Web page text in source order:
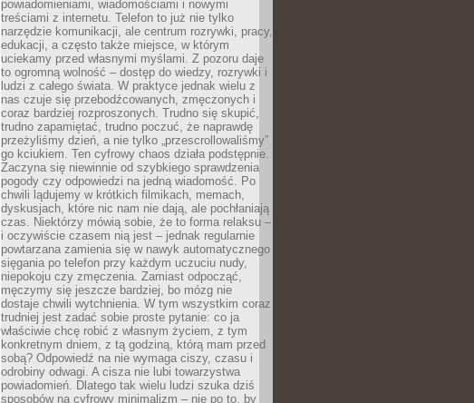
powiadomieniami, wiadomościami i nowymi
treściami z internetu. Telefon to już nie tylko
narzędzie komunikacji, ale centrum rozrywki, pracy,
edukacji, a często także miejsce, w którym
uciekamy przed własnymi myślami. Z pozoru daje
to ogromną wolność – dostęp do wiedzy, rozrywki i
ludzi z całego świata. W praktyce jednak wielu z
nas czuje się przebodźcowanych, zmęczonych i
coraz bardziej rozproszonych. Trudno się skupić,
trudno zapamiętać, trudno poczuć, że naprawdę
przeżyliśmy dzień, a nie tylko „przescrollowaliśmy”
go kciukiem. Ten cyfrowy chaos działa podstępnie.
Zaczyna się niewinnie od szybkiego sprawdzenia
pogody czy odpowiedzi na jedną wiadomość. Po
chwili lądujemy w krótkich filmikach, memach,
dyskusjach, które nic nam nie dają, ale pochłaniają
czas. Niektórzy mówią sobie, że to forma relaksu –
i oczywiście czasem nią jest – jednak regularnie
powtarzana zamienia się w nawyk automatycznego
sięgania po telefon przy każdym uczuciu nudy,
niepokoju czy zmęczenia. Zamiast odpocząć,
męczymy się jeszcze bardziej, bo mózg nie
dostaje chwili wytchnienia. W tym wszystkim coraz
trudniej jest zadać sobie proste pytanie: co ja
właściwie chcę robić z własnym życiem, z tym
konkretnym dniem, z tą godziną, którą mam przed
sobą? Odpowiedź na nie wymaga ciszy, czasu i
odrobiny odwagi. A cisza nie lubi towarzystwa
powiadomień. Dlatego tak wielu ludzi szuka dziś
sposobów na cyfrowy minimalizm – nie po to, by